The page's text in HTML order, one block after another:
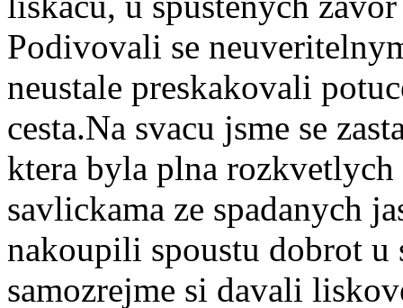
Podivovali se
neustale preskakovali
cesta.Na svacu jsme se
ktera byla plna
savlickama ze spadanych
nakoupili spoustu dobrot u
samozrejme si davali